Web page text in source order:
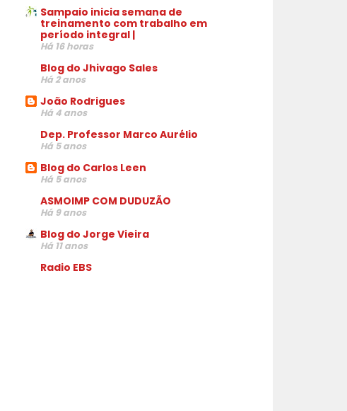
Sampaio inicia semana de
treinamento com trabalho em
período integral |
Há 16 horas
Blog do Jhivago Sales
Há 2 anos
João Rodrigues
Há 4 anos
Dep. Professor Marco Aurélio
Há 5 anos
Blog do Carlos Leen
Há 5 anos
ASMOIMP COM DUDUZÃO
Há 9 anos
Blog do Jorge Vieira
Há 11 anos
Radio EBS